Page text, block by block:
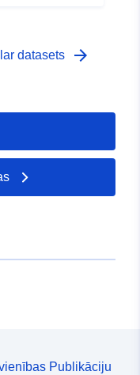
darbības
datasets arrow_forward
Publikāciju